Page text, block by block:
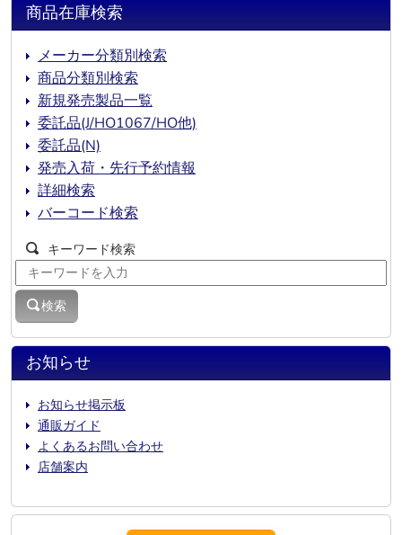
お知らせ
お知らせ掲示板
通販ガイド
よくあるお問い合わせ
店舗案内
商品在庫検索
メーカー分類別検索
商品分類別検索
新規発売製品一覧
委託品(J/HO1067/HO他)
委託品(N)
発売入荷・先行予約情報
詳細検索
バーコード検索
キーワード検索
検索